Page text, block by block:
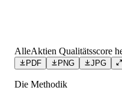
AlleAktien Qualitätsscore
PDF PNG JPG
Die Methodik